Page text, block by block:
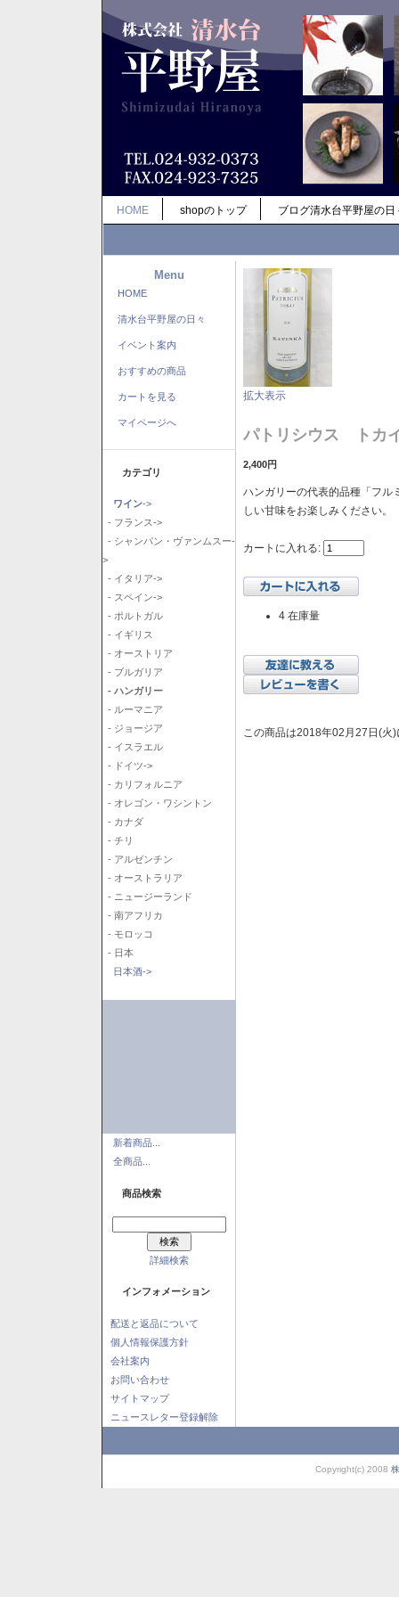
HOME shopのトップ ブログ清水台平野屋の日
Menu
HOME
清水台平野屋の日々
イベント案内
おすすめの商品
カートを見る
マイページへ
カテゴリ
ワイン->
- フランス->
- シャンパン・ヴァンムスー-
>
- イタリア->
- スペイン->
- ポルトガル
- イギリス
- オーストリア
- ブルガリア
- ハンガリー
- ルーマニア
- ジョージア
- イスラエル
- ドイツ->
- カリフォルニア
- オレゴン・ワシントン
- カナダ
- チリ
- アルゼンチン
- オーストラリア
- ニュージーランド
- 南アフリカ
- モロッコ
- 日本
日本酒->
新着商品...
全商品...
商品検索
詳細検索
インフォメーション
配送と返品について
個人情報保護方針
会社案内
お問い合わせ
サイトマップ
ニュースレター登録解除
拡大表示
パトリシウス トカ
2,400円
ハンガリーの代表的品種「フル
しい甘味をお楽しみください。
カートに入れる:
4 在庫量
この商品は2018年02月27日(火
Copyright(c) 2008